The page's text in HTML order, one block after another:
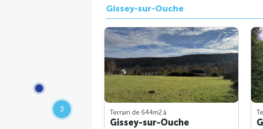
3
Gissey-sur-Ouche
Terrain de 644m2 à
Gissey-sur-Ouche